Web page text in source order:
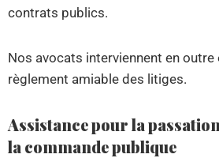
contrats publics.
Nos avocats interviennent en outre
règlement amiable des litiges.
Assistance pour la
la commande publique